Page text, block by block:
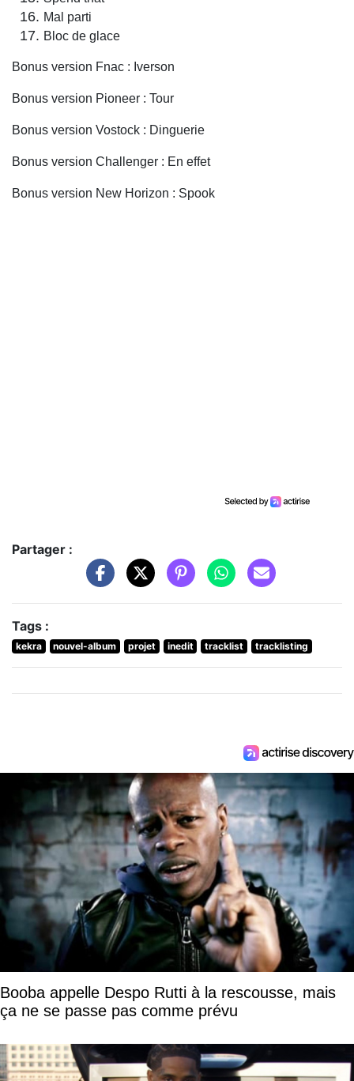
Mal parti
Bloc de glace
Bonus version Fnac : Iverson
Bonus version Pioneer : Tour
Bonus version Vostock : Dinguerie
Bonus version Challenger : En effet
Bonus version New Horizon : Spook
Partager :
Tags :
kekra nouvel-album projet inedit tracklist tracklisting
Booba appelle Despo Rutti à la rescousse, mais
ça ne se passe pas comme prévu